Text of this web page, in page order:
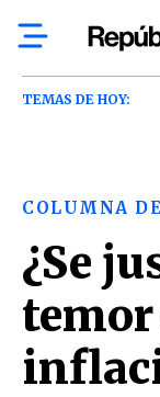
TEMAS DE HOY:
COLUMNA
¿Se
temor